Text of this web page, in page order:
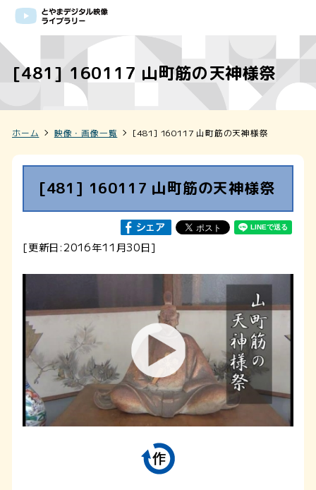
[481] 160117 山町筋の天神様祭
ホーム 映像・画像一覧 [481] 160117 山町筋の天神様祭
[481] 160117 山町筋の天神様祭
[更新日:2016年11月30日]